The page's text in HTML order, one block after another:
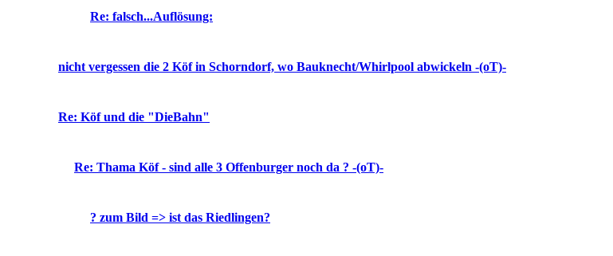
Re: falsch...Auflösung:
nicht vergessen die 2 Köf in Schorndorf, wo Bauknecht/Whirlpool abwickeln -(oT)-
Re: Köf und die "DieBahn"
Re: Thama Köf - sind alle 3 Offenburger noch da ? -(oT)-
? zum Bild => ist das Riedlingen?